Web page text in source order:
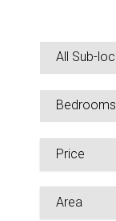
All Sub-
Bedrooms